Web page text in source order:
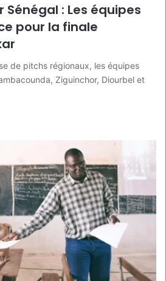
: Les équipes
pour la finale
de pitchs régionaux, les équipes
Ziguinchor, Diourbel et